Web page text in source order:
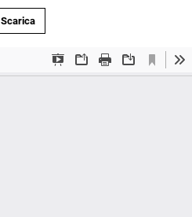
ScaricaScarica PDF